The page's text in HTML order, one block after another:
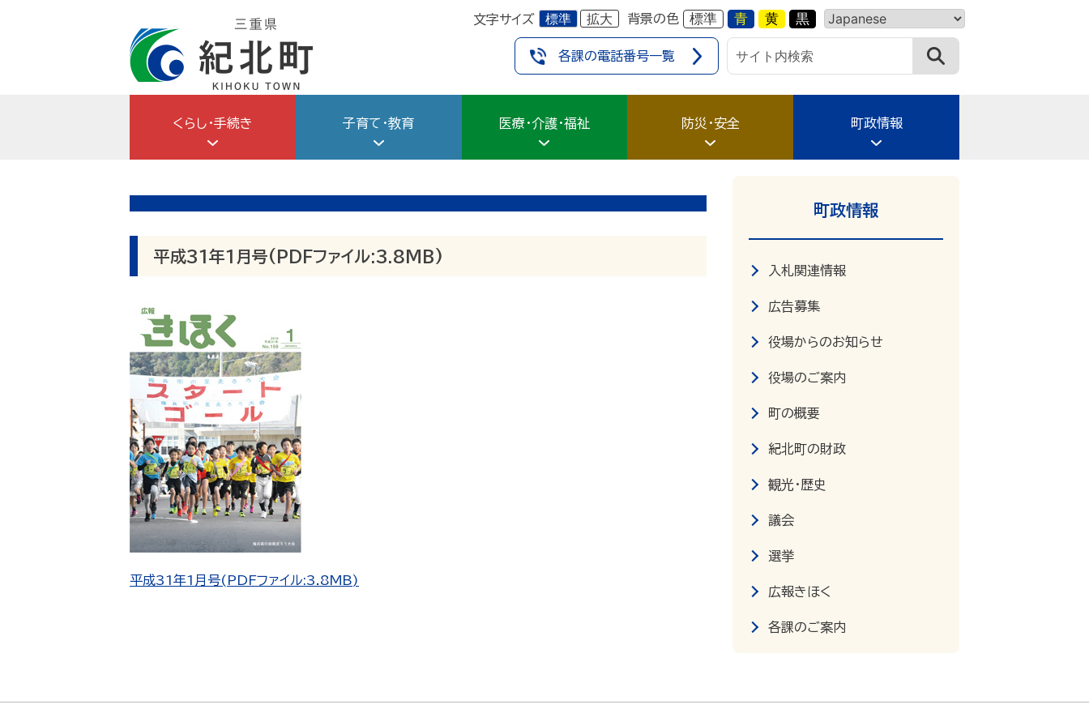
文字サイズ 標準 拡大 背景の色 標準 青 黄 黒
各課の電話番号一覧
くらし・手続き 子育て・教育 医療・介護・福祉 防災・安全 町政情報
平成31年1月号(PDFファイル:3.8MB)
平成31年1月号(PDFファイル:3.8MB)
町政情報
入札関連情報
広告募集
役場からのお知らせ
役場のご案内
町の概要
紀北町の財政
観光・歴史
議会
選挙
広報きほく
各課のご案内